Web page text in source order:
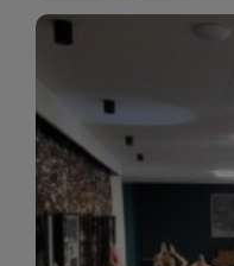
rozbudzać miłość
Zapraszamy do